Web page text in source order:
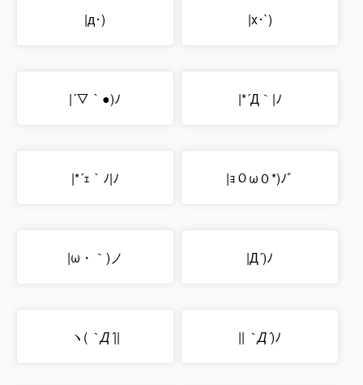
|д･) |x･`)
|´▽｀●)ﾉ |*´Д｀|ﾉ
|*´ｪ｀ﾉ|ﾉ |ｮ０ω０*)ﾉﾞ
|ω・｀)ノ |Д´)ﾉ
ヽ(｀Д´|| || ｀Д´)ﾉ